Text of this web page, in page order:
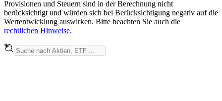
Provisionen und Steuern sind in der Berechnung nicht
berücksichtigt und würden sich bei Berücksichtigung negativ auf die
Wertentwicklung auswirken. Bitte beachten Sie auch die
rechtlichen Hinweise.